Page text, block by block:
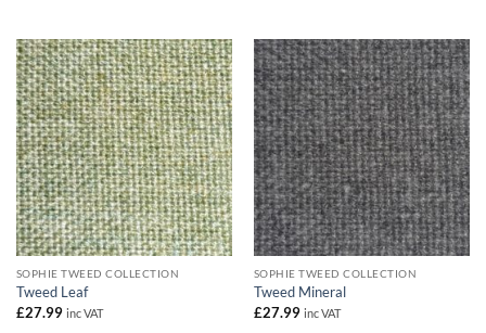
SOPHIE TWEED COLLECTION
Tweed Leaf
£27.99 inc VAT
SOPHIE TWEED COLLECTION
Tweed Mineral
£27.99 inc VAT